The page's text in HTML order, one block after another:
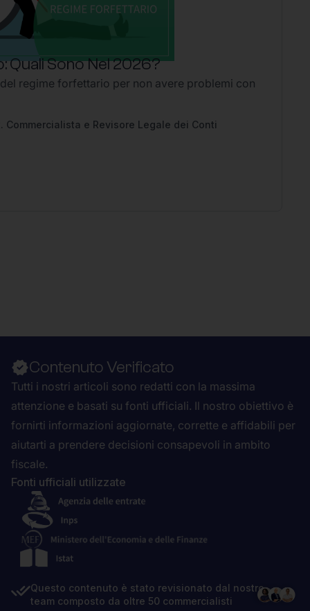
Sono Nel 2026?
regime forfettario per non avere problemi con
Commercialista e Revisore Legale dei Conti
Contenuto Verificato
Tutti i nostri articoli sono redatti con la massima
attenzione e basati su fonti ufficiali. Il nostro obiettivo è
fornirti informazioni aggiornate, corrette e affidabili per
aiutarti a prendere decisioni consapevoli in ambito
fiscale.
Fonti ufficiali utilizzate
Questo contenuto è stato revisionato dal nostro
team composto da oltre 50 commercialisti